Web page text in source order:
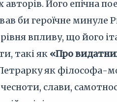
Його епічна
би героїчне минуле
впливу, що його
такі як «Про
як філософа-
слави,